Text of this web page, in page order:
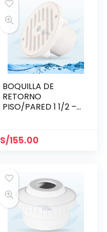
BOQUILLA DE
RETORNO
PISO/PARED 1 1/2 –
S/155.00